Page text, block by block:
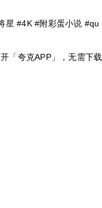
星 #4K #附彩蛋小说 #qu
「夸克APP」，无需下载